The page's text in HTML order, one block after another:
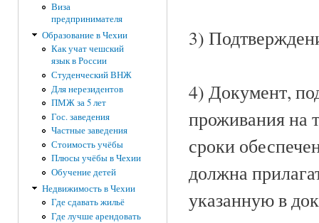
Виза
предпринимателя
Образование в Чехии
Как учат чешский
язык в России
Студенческий ВНЖ
Для нерезидентов
ПМЖ за 5 лет
Гос. заведения
Частные заведения
Стоимость учёбы
Плюсы учёбы в Чехии
Обучение детей
Недвижимость в Чехии
Где сдавать жильё
Где лучше арендовать
3)
4) Документ,
проживания на
сроки
должна
указанную в